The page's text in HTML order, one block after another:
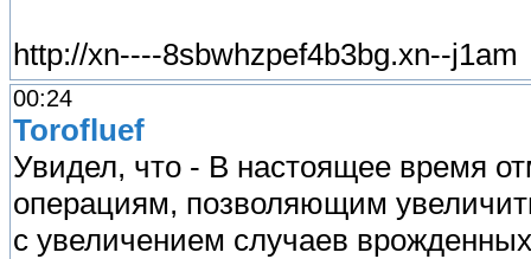
http://xn----8sbwhzpef4b3bg.xn--j1am
00:24
Torofluef
Увидел, что - В настоящее время
операциям, позволяющим
с увеличением случаев